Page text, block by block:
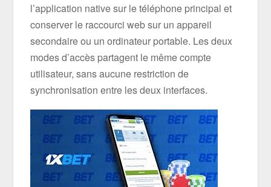
l’application native sur le téléphone principal et
conserver le raccourci web sur un appareil
secondaire ou un ordinateur portable. Les deux
modes d’accès partagent le même compte
utilisateur, sans aucune restriction de
synchronisation entre les deux interfaces.